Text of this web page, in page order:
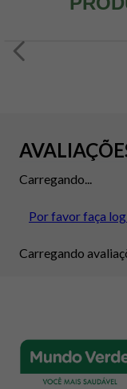
Carregando...
Por favor faça
Carregando